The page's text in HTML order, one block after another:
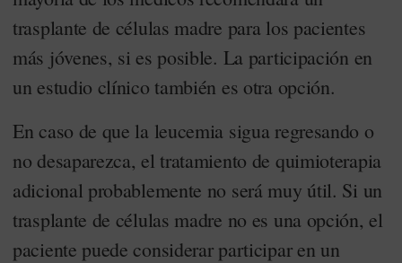
trasplante de células madre para los pacientes
más jóvenes, si es posible. La participación en
un estudio clínico también es otra opción.
En caso de que la leucemia sigua regresando o
no desaparezca, el tratamiento de quimioterapia
adicional probablemente no será muy útil. Si un
trasplante de células madre no es una opción, el
paciente puede considerar participar en un